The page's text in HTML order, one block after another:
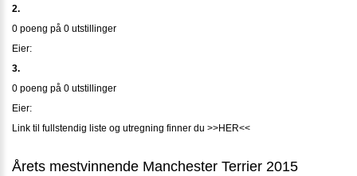
2.
0 poeng på 0 utstillinger
Eier:
3.
0 poeng på 0 utstillinger
Eier:
Link til fullstendig liste og utregning finner du >>HER<<
Årets mestvinnende Manchester Terrier 2015